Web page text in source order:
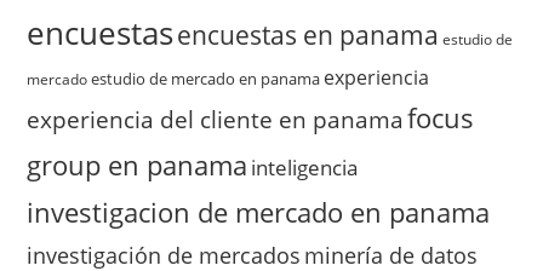
encuestasencuestas en panama estudio de
mercado estudio de mercado en panama experiencia
experiencia del cliente en panama focus
group en panama inteligencia
investigacion de mercado en panama
investigación de mercados minería de datos